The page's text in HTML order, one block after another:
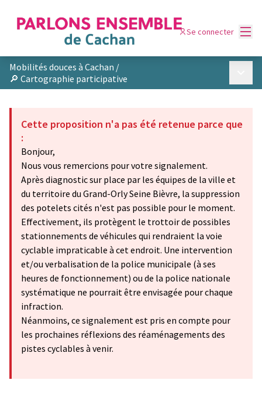
Se connecter
Mobilités douces à Cachan /
🔎 Cartographie participative
Cette proposition n'a pas été retenue parce que
:
Bonjour,
Nous vous remercions pour votre signalement.
Après diagnostic sur place par les équipes de la ville et
du territoire du Grand-Orly Seine Bièvre, la suppression
des potelets cités n'est pas possible pour le moment.
Effectivement, ils protègent le trottoir de possibles
stationnements de véhicules qui rendraient la voie
cyclable impraticable à cet endroit. Une intervention
et/ou verbalisation de la police municipale (à ses
heures de fonctionnement) ou de la police nationale
systématique ne pourrait être envisagée pour chaque
infraction.
Néanmoins, ce signalement est pris en compte pour
les prochaines réflexions des réaménagements des
pistes cyclables à venir.